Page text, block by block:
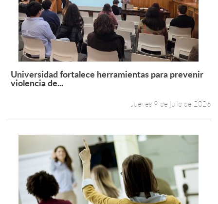
Leer más +
Universidad fortalece herramientas para prevenir
violencia de...
Jueves 9 de julio de 2026